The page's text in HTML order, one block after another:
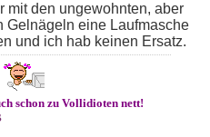
mit den ungewohnten, aber
Gelnägeln eine Laufmasche
und ich hab keinen Ersatz.
schon zu Vollidioten nett!